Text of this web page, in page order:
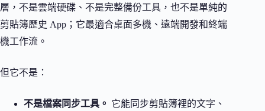
層，不是雲端硬碟、不是完整備份工具，也不是單純的
剪貼簿歷史 App；它最適合桌面多機、遠端開發和終端
機工作流。
但它不是：
不是檔案同步工具。 它能同步剪貼簿裡的文字、